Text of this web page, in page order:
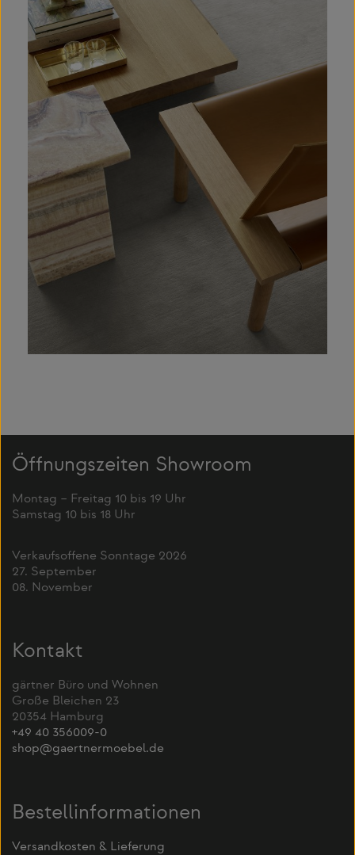
Öffnungszeiten Showroom
Montag – Freitag 10 bis 19 Uhr
Samstag 10 bis 18 Uhr
Verkaufsoffene Sonntage 2026
27. September
08. November
Kontakt
gärtner Büro und Wohnen
Große Bleichen 23
20354 Hamburg
+49 40 356009-0
shop@gaertnermoebel.de
Bestellinformationen
Versandkosten & Lieferung